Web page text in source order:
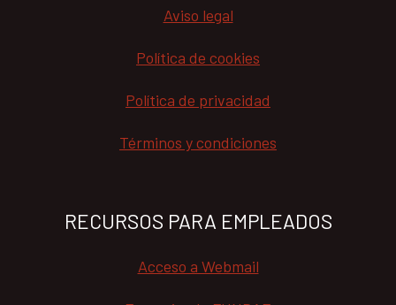
Aviso legal
Política de cookies
Política de privacidad
Términos y condiciones
RECURSOS PARA EMPLEADOS
Acceso a Webmail